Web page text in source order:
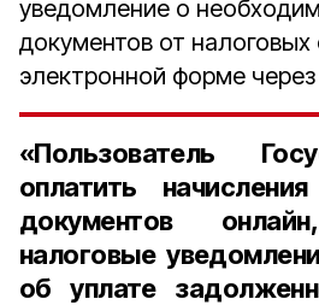
уведомление о
документов от налоговых
электронной форме
«Пользователь
оплатить
документов
налоговые
об уплате